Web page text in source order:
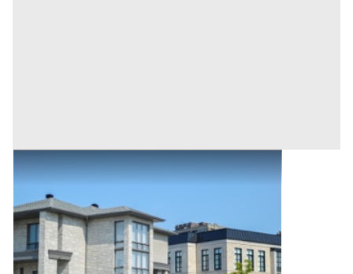
Abitazione di Tipo Civile all'asta a Padova
Sant'Angelo di Piove di Sacco (Padova)
20.000 €
Codice asta:1c445cf2
Asta chiusa